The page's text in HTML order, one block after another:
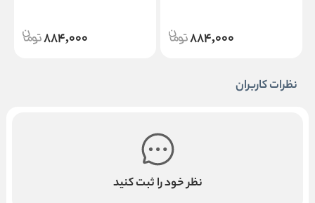
884,000
884,000
نظرات کاربران
نظر خود را ثبت کنید